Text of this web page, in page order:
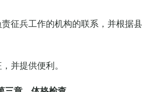
征兵工作的机构的联系，并根据
并提供便利。